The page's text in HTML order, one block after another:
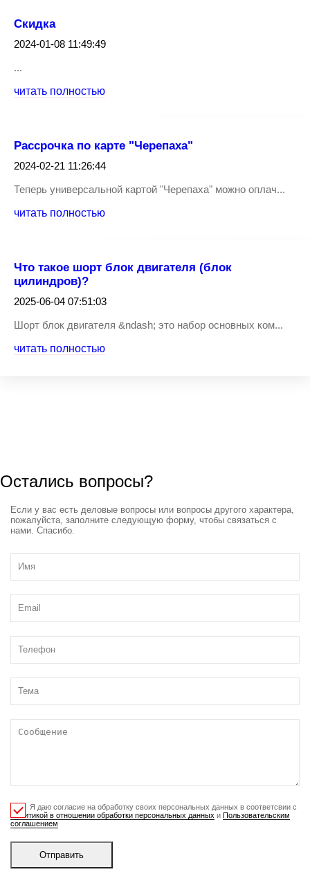
Скидка
2024-01-08 11:49:49
...
читать полностью
Рассрочка по карте "Черепаха"
2024-02-21 11:26:44
Теперь универсальной картой "Черепаха" можно оплач...
читать полностью
Что такое шорт блок двигателя (блок
цилиндров)?
2025-06-04 07:51:03
Шорт блок двигателя &ndash; это набор основных ком...
читать полностью
Остались вопросы?
Если у вас есть деловые вопросы или вопросы другого характера,
пожалуйста, заполните следующую форму, чтобы связаться с
нами. Спасибо.
Я даю согласие на обработку своих персональных данных в соответсвии с
Политикой в отношении обработки персональных данных и Пользовательским
соглашением
Отправить